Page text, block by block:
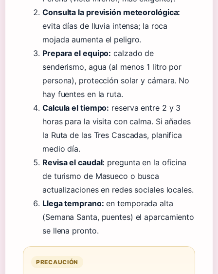
Consulta la previsión meteorológica:
evita días de lluvia intensa; la roca
mojada aumenta el peligro.
Prepara el equipo: calzado de
senderismo, agua (al menos 1 litro por
persona), protección solar y cámara. No
hay fuentes en la ruta.
Calcula el tiempo: reserva entre 2 y 3
horas para la visita con calma. Si añades
la Ruta de las Tres Cascadas, planifica
medio día.
Revisa el caudal: pregunta en la oficina
de turismo de Masueco o busca
actualizaciones en redes sociales locales.
Llega temprano: en temporada alta
(Semana Santa, puentes) el aparcamiento
se llena pronto.
PRECAUCIÓN